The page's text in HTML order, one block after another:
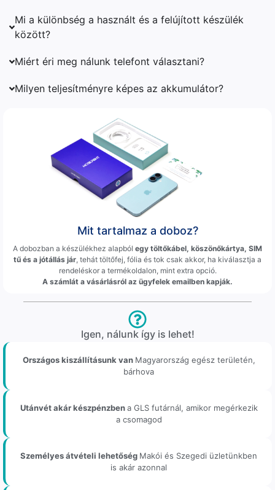
Mi a különbség a használt és a felújított készülék
között?
Miért éri meg nálunk telefont választani?
Milyen teljesítményre képes az akkumulátor?
Mit tartalmaz a doboz?
A dobozban a készülékhez alapból egy töltőkábel, köszönőkártya, SIM
tű és a jótállás jár , tehát töltőfej, fólia és tok csak akkor, ha kiválasztja a
rendeléskor a termékoldalon, mint extra opció.
A számlát a vásárlásról az ügyfelek emailben kapják.
Igen, nálunk így is lehet!
Országos kiszállításunk van Magyarország egész területén,
bárhova
Utánvét akár készpénzbena GLS futárnál, amikor megérkezik
a csomagod
Személyes átvételi lehetőség Makói és Szegedi üzletünkben
is akár azonnal